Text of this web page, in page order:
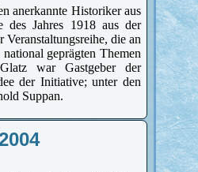
anerkannte Historiker aus
des Jahres 1918 aus der
die an
geprägten Themen
war Gastgeber der
der Initiative; unter den
Suppan.